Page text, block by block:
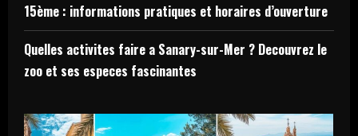
15ème : informations pratiques et horaires d’ouverture
Quelles activites faire a Sanary-sur-Mer ? Decouvrez le
zoo et ses especes fascinantes